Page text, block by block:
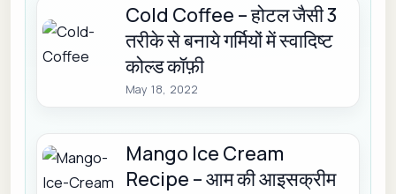
Cold Coffee – होटल जैसी 3
तरीके से बनाये गर्मियों में स्वादिष्ट
कोल्ड कॉफ़ी
May 18, 2022
Mango Ice Cream
Recipe – आम की आइसक्रीम